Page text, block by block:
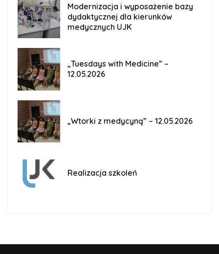
Modernizacja i wyposażenie bazy
dydaktycznej dla kierunków
medycznych UJK
„Tuesdays with Medicine” –
12.05.2026
„Wtorki z medycyną” – 12.05.2026
Realizacja szkoleń